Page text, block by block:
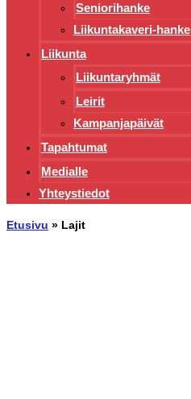
Seniorihanke
Liikuntakaveri-hanke
Liikunta
Liikuntaryhmät
Leirit
Kampanjapäivät
Tapahtumat
Medialle
Yhteystiedot
Etusivu » Lajit